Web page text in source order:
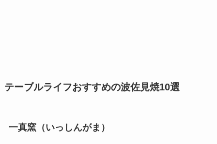
テーブルライフおすすめの波佐見焼10選
一真窯（いっしんがま）